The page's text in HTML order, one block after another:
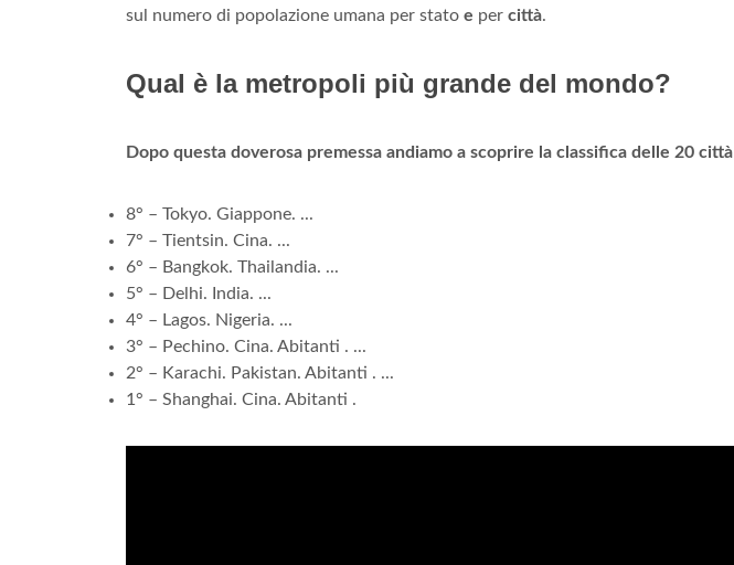
sul numero di popolazione umana per stato e per città.
Qual è la metropoli più grande del mondo?
Dopo questa doverosa premessa andiamo a scoprire la classifica delle 20 città
8° – Tokyo. Giappone. ...
7° – Tientsin. Cina. ...
6° – Bangkok. Thailandia. ...
5° – Delhi. India. ...
4° – Lagos. Nigeria. ...
3° – Pechino. Cina. Abitanti . ...
2° – Karachi. Pakistan. Abitanti . ...
1° – Shanghai. Cina. Abitanti .